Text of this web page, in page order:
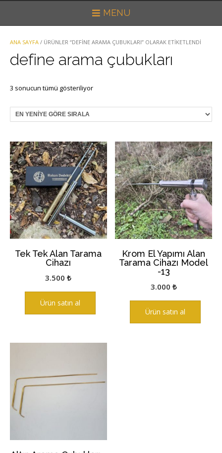
MENU
ANA SAYFA / ÜRÜNLER “DEFINE ARAMA ÇUBUKLARI” OLARAK ETIKETLENDI
define arama çubukları
3 sonucun tümü gösteriliyorEn
göre
sıralandı
Tek Tek Alan Tarama
Cihazı
3.500₺
Ürün satın al
Krom El Yapımı Alan
Tarama Cihazı Model
-13
3.000 ₺
Ürün satın al